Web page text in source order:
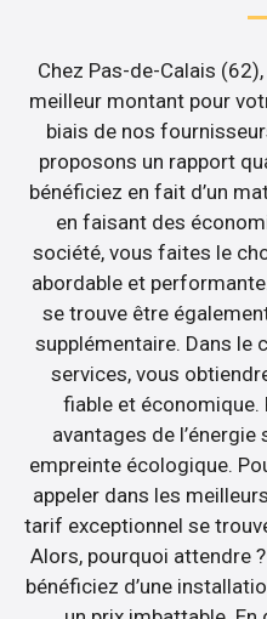
Chez Pas-de-Calais
meilleur montant pour
biais de nos
proposons un rapport
bénéficiez en fait d’un
en faisant des
société, vous faites le
abordable et
se trouve être
supplémentaire. Dans le
services, vous
fiable et
avantages de
empreinte écologique.
appeler dans les
tarif exceptionnel se
Alors, pourquoi attendre
bénéficiez d’une